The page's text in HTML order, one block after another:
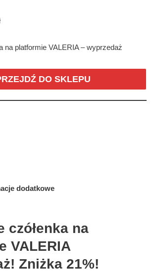
na platformie VALERIA – wyprzedaż
DO SKLEPU
dodatkowe
czółenka na
VALERIA
Zniżka 21%!